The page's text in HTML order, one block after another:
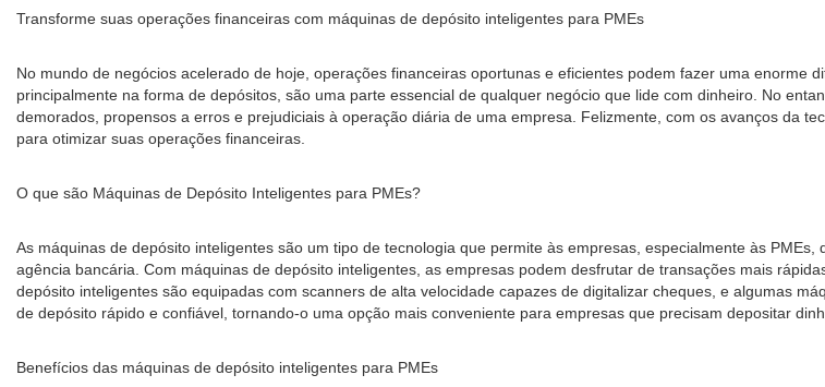
Transforme suas operações financeiras com máquinas de depósito inteligentes para PMEs
No mundo de negócios acelerado de hoje, operações financeiras oportunas e eficientes podem fazer uma enorme
principalmente na forma de depósitos, são uma parte essencial de qualquer negócio que lide com dinheiro. No
demorados, propensos a erros e prejudiciais à operação diária de uma empresa. Felizmente, com os avanços da
para otimizar suas operações financeiras.
O que são Máquinas de Depósito Inteligentes para PMEs?
As máquinas de depósito inteligentes são um tipo de tecnologia que permite às empresas, especialmente às
agência bancária. Com máquinas de depósito inteligentes, as empresas podem desfrutar de transações mais
depósito inteligentes são equipadas com scanners de alta velocidade capazes de digitalizar cheques, e algumas
de depósito rápido e confiável, tornando-o uma opção mais conveniente para empresas que precisam depositar
Benefícios das máquinas de depósito inteligentes para PMEs